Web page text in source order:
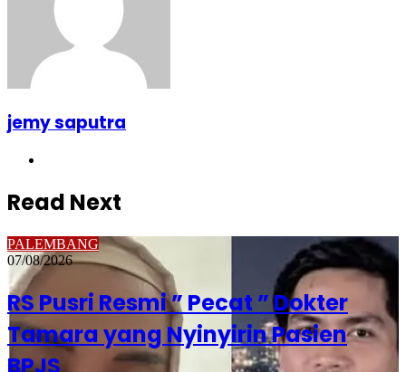
jemy saputra
Read Next
PALEMBANG
07/08/2026
RS Pusri Resmi ” Pecat ” Dokter
Tamara yang Nyinyirin Pasien